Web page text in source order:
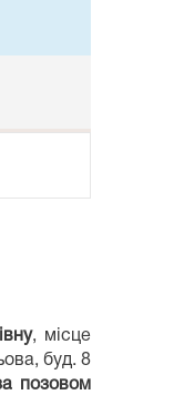
, місце
буд. 8
позовом